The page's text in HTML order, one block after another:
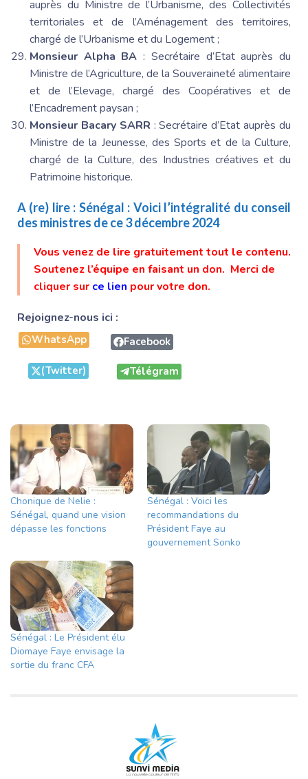
auprès du Ministre de l’Urbanisme, des Collectivités
territoriales et de l’Aménagement des territoires,
chargé de l’Urbanisme et du Logement ;
Monsieur Alpha BA : Secrétaire d’Etat auprès du
Ministre de l’Agriculture, de la Souveraineté alimentaire
et de l’Elevage, chargé des Coopératives et de
l’Encadrement paysan ;
Monsieur Bacary SARR : Secrétaire d’Etat auprès du
Ministre de la Jeunesse, des Sports et de la Culture,
chargé de la Culture, des Industries créatives et du
Patrimoine historique.
A (re) lire : Sénégal : Voici l’intégralité du conseil
des ministres de ce 3 décembre 2024
Vous venez de lire gratuitement tout le contenu.
Soutenez l’équipe en faisant un don. Merci de
cliquer sur ce lien pour votre don.
Rejoignez-nous ici :
WhatsApp Facebook
(Twitter) Télégram
Chonique de Nelie :
Sénégal, quand une vision
dépasse les fonctions
Sénégal : Voici les
recommandations du
Président Faye au
gouvernement Sonko
Sénégal : Le Président élu
Diomaye Faye envisage la
sortie du franc CFA